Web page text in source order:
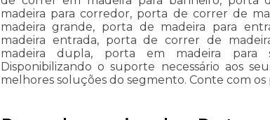
madeira para corredor, porta de correr de
madeira grande, porta de madeira para
madeira entrada, porta de correr de
madeira dupla, porta em madeira para
Disponibilizando o suporte necessário aos
melhores soluções do segmento. Conte com os